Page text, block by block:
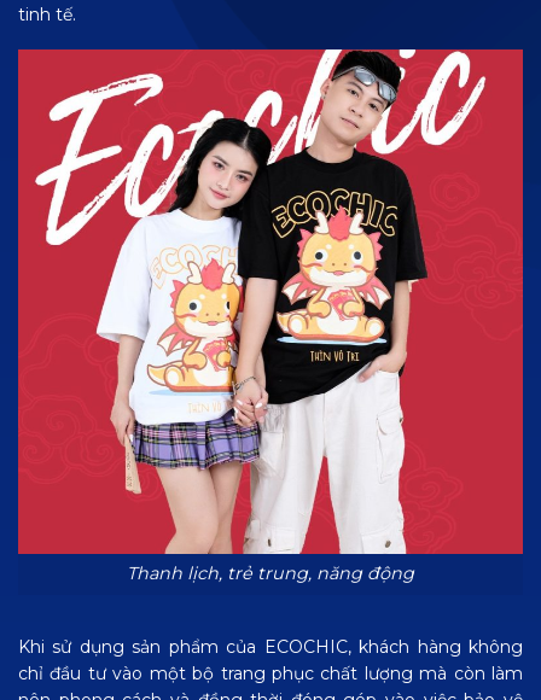
tinh tế.
Thanh lịch, trẻ trung, năng động
Khi sử dụng sản phẩm của ECOCHIC, khách hàng không
chỉ đầu tư vào một bộ trang phục chất lượng mà còn làm